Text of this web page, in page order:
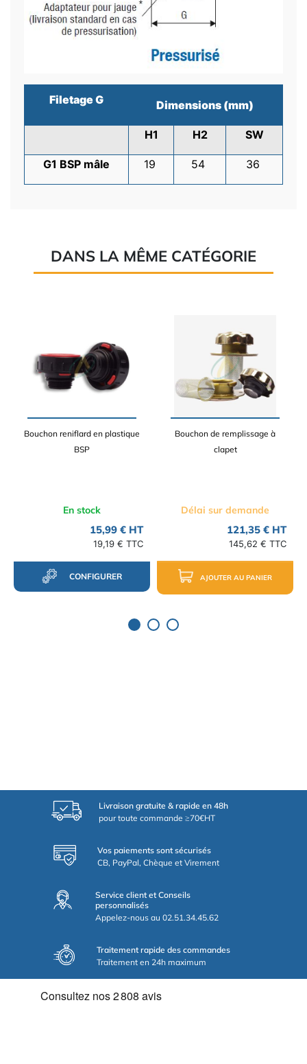
Filetage G Dimensions (mm)
H1 H2 SW
G1 BSP mâle 19 54 36
DANS LA MÊME CATÉGORIE
Bouchon reniflard en plastique
BSP
En stock
15,99 € HT
19,19 € TTC
CONFIGURER
Bouchon de remplissage à
clapet
Délai sur demande
121,35 € HT
145,62 € TTC
AJOUTER AU PANIER
Livraison gratuite & rapide en 48h
pour toute commande ≥70€HT
Vos paiements sont sécurisés
CB, PayPal, Chèque et Virement
Service client et Conseils
personnalisés
Appelez-nous au 02.51.34.45.62
Traitement rapide des commandes
Traitement en 24h maximum